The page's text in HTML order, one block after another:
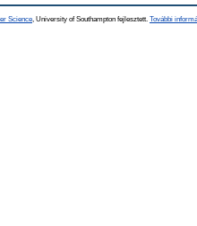
Science , University of Southampton fejlesztett. További